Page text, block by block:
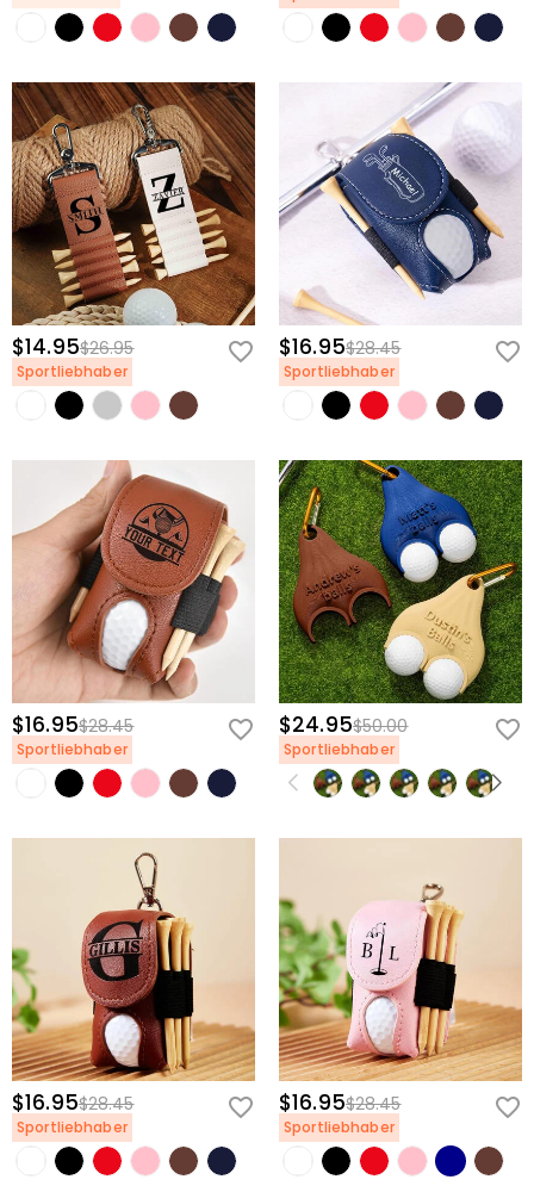
$14.95$26.95
Sportliebhaber
$16.95$28.45
Sportliebhaber
$16.95$28.45
Sportliebhaber
$24.95$50.00
Sportliebhaber
$16.95$28.45
Sportliebhaber
$16.95$28.45
Sportliebhaber